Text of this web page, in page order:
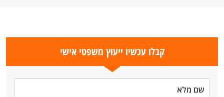
קבלו עכשיו ייעוץ משפטי אישי